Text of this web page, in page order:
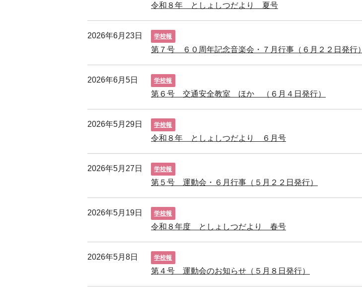
令和８年 としょしつだより 夏号
2026年6月23日 学校報
第７号 ６０周年記念音楽会・７月行事（６月２２日発行）
2026年6月5日 学校報
第６号 交通安全教室 ほか （６月４日発行）
2026年5月29日 学校報
令和８年 としょしつだより ６月号
2026年5月27日 学校報
第５号 運動会・６月行事（５月２２日発行）
2026年5月19日 学校報
令和８年度 としょしつだより 春号
2026年5月8日 学校報
第４号 運動会のお知らせ（５月８日発行）